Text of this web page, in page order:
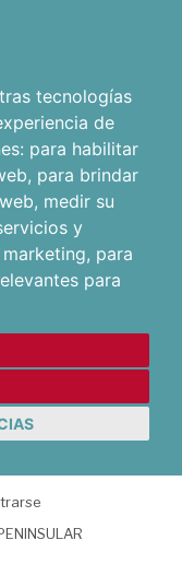
tecnologías
de
para habilitar
, para brindar
, medir su
y
, para
para